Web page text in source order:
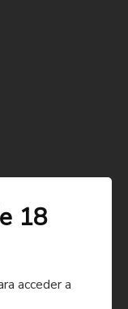
18
acceder a